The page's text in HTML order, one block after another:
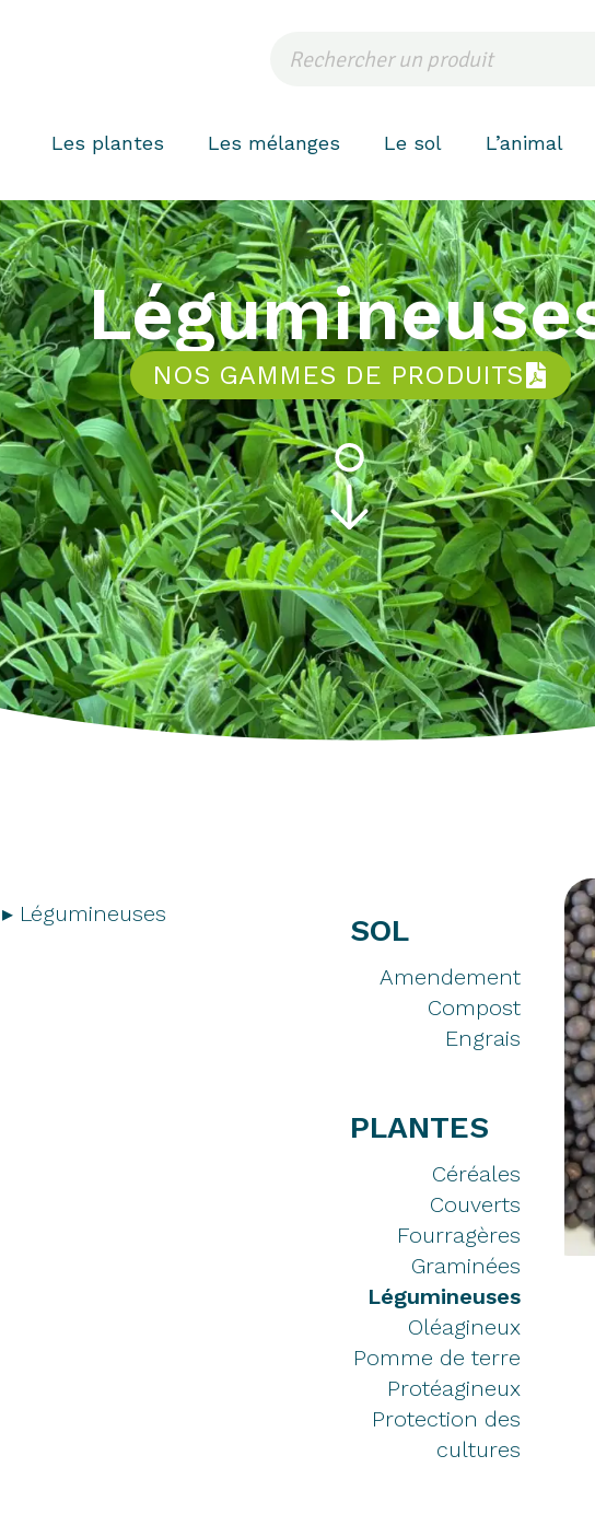
Les plantes Les mélanges Le sol L’animal
NOS GAMMES DE PRODUITS
▸ Légumineuses
PLANTES
Céréales
Couverts
Fourragères
Graminées
Légumineuses
Oléagineux
Pomme de terre
Protéagineux
Protection des
cultures
SOL
Amendement
Compost
Engrais